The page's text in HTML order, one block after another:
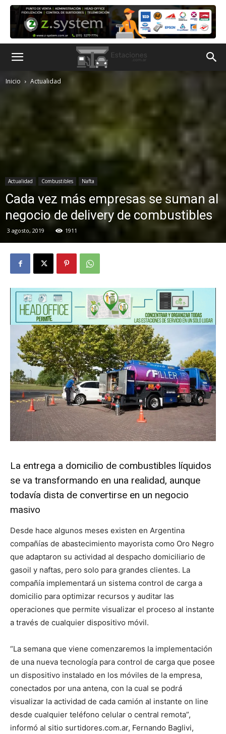
Inicio Actualidad
Actualidad Combustibles Nafta
Cada vez más empresas se suman al
negocio de delivery de combustibles
3 agosto, 2019 1911
La entrega a domicilio de combustibles líquidos
se va transformando en una realidad, aunque
todavía dista de convertirse en un negocio
masivo
Desde hace algunos meses existen en Argentina
compañías de abastecimiento mayorista como Oro Negro
que adaptaron su actividad al despacho domiciliario de
gasoil y naftas, pero solo para grandes clientes. La
compañía implementará un sistema control de carga a
domicilio para optimizar recursos y auditar las
operaciones que permite visualizar el proceso al instante
a través de cualquier dispositivo móvil.
“La semana que viene comenzaremos la implementación
de una nueva tecnología para control de carga que posee
un dispositivo instalado en los móviles de la empresa,
conectados por una antena, con la cual se podrá
visualizar la actividad de cada camión al instante on line
desde cualquier teléfono celular o central remota”,
informó al sitio surtidores.com.ar, Fernando Baglivi,